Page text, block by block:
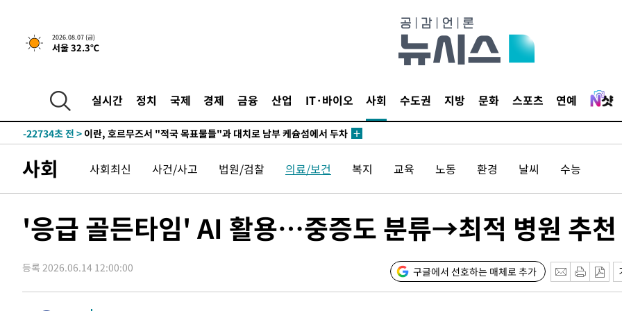
2026.08.07 (금)
서울 32.3℃
실시간 정치 국제 경제 금융 산업 IT·바이오 사회 수도권 지방 문화 스포츠 연예
-31353초 전 >[속보]삼성전자·SK하이닉스 동반 강보합…1%대 상승 출발
-31339초 전 >[속보]코스닥, 5.95포인트(0.74%) 상승한 807.62개장
-28472초 전 >
시리아 다마스쿠스 교외에서 미니버스 폭발.. 14명 부상, 3명은 중
-27770초 전 >
-22734초 전 > 이란, 호르무즈서 "적국 목표물들"과 대치로 남부 케슘섬에서 두차
발효
-19600초 전 >
[속보]트럼프, 美 원정출산 금지 행정명령 서명
-17300초 전 >[속보] 뉴욕증시, 일제 하락 마감…나스닥 0.06%↓
-31822초 전 > [속보]합수본, '투표율 허위 입력' 중앙·서울·경기도 선관위 등 9곳
-31373초 전 >[속보]삼성전자·SK하이닉스 동반 강보합…1%대 상승 출발
-31359초 전 >[속보]코스닥, 5.95포인트(0.74%) 상승한 807.62개장
-31327초 전 >
[속보]코스피, 6300선 재탈환…1.09% 오른 6365.07 개장
사회 사회최신 사건/사고 법원/검찰 의료/보건 복지 교육 노동 환경 날씨 수능
'응급 골든타임' AI 활용…중증도 분류→최적 병원 추천
등록 2026.06.14 12:00:00 구글에서 선호하는 매체로 추가